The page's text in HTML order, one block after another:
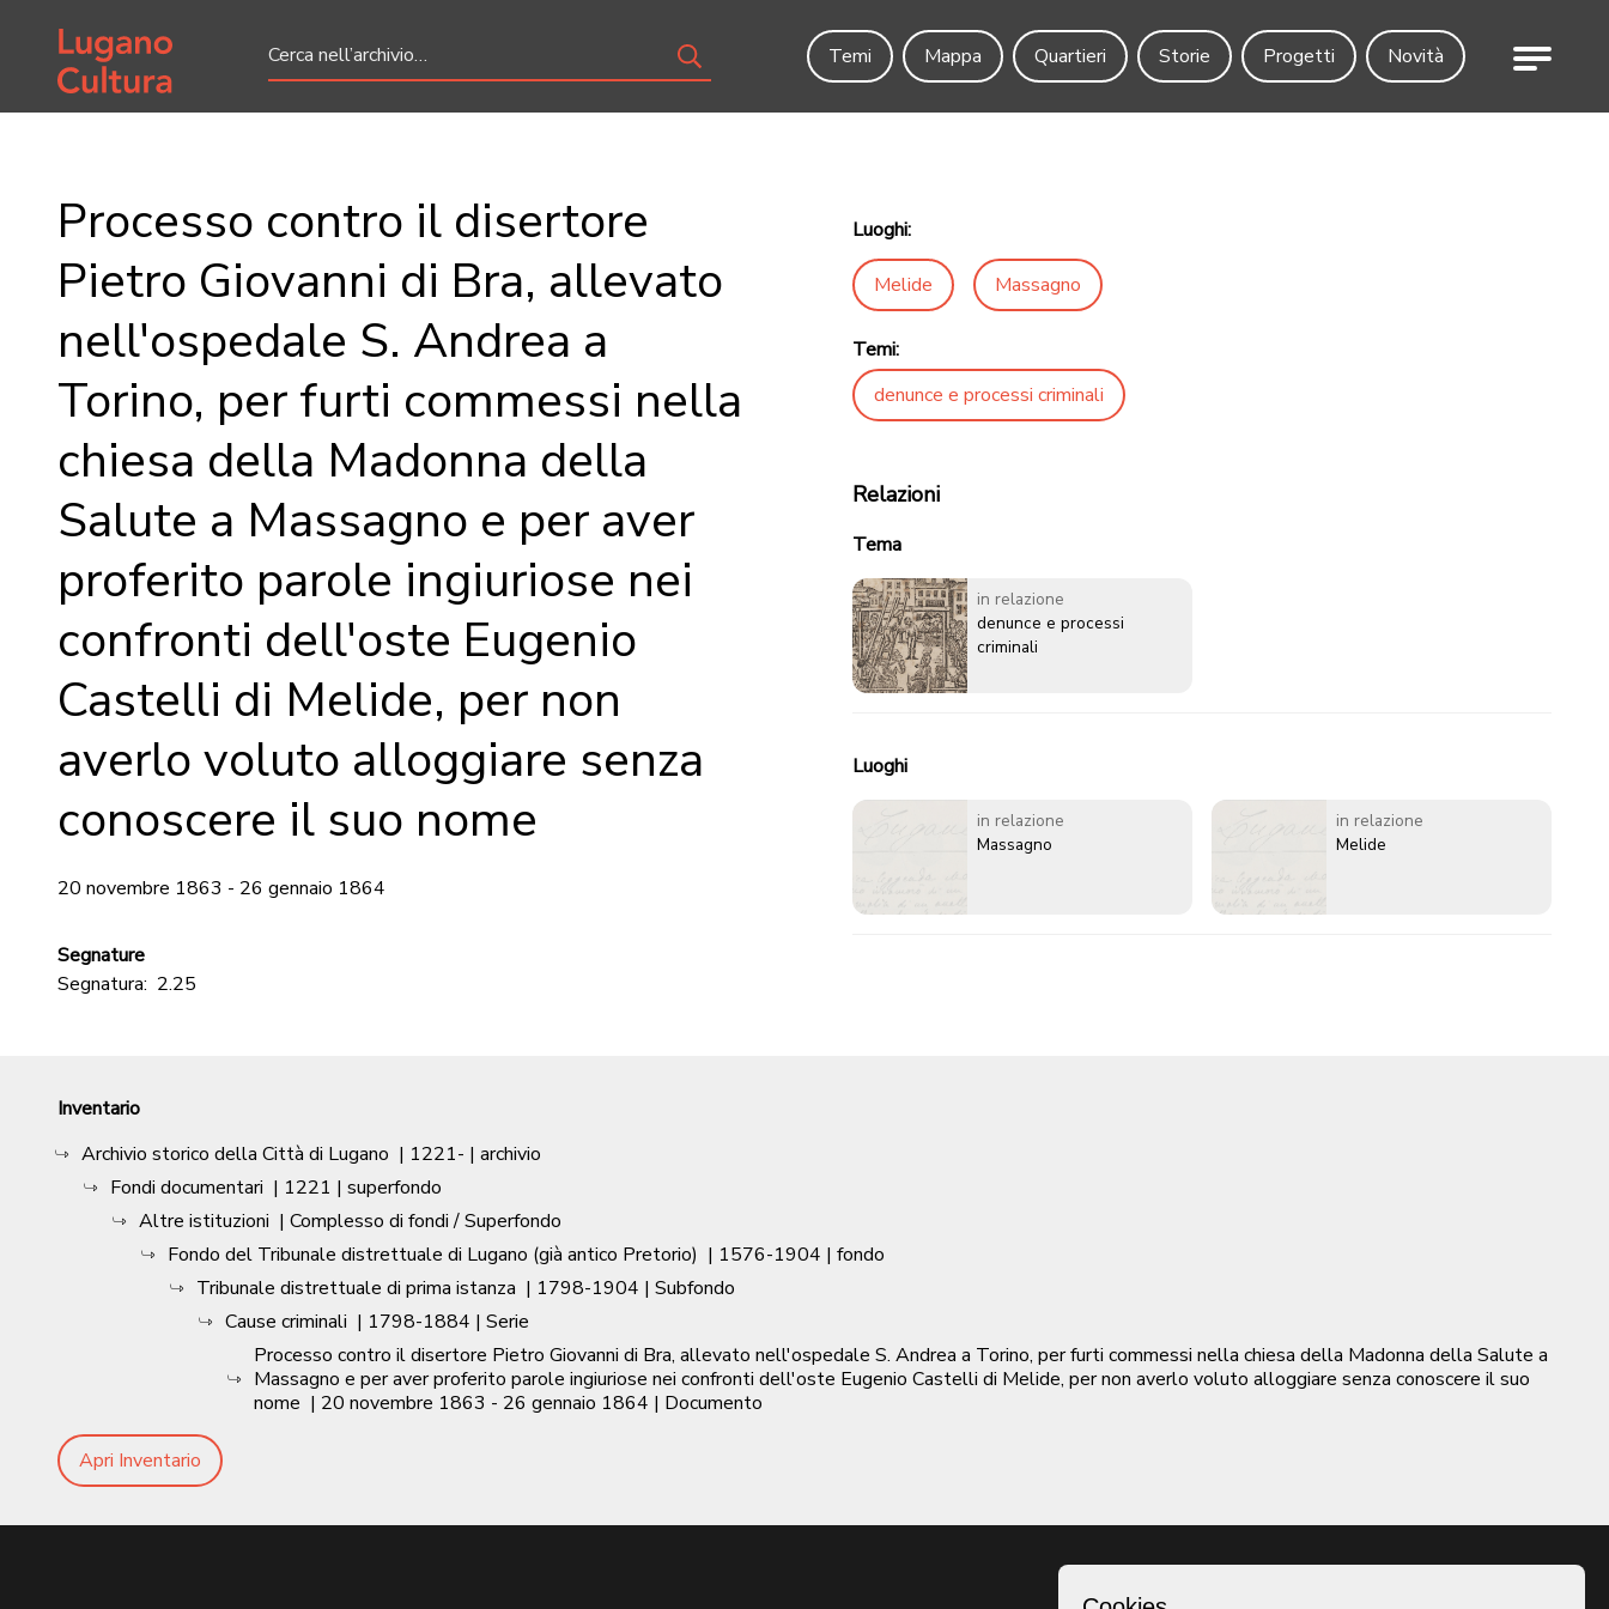
Home page
Temi
Mappa Quartieri Storie Progetti Novità Menu
Processo contro il disertore
Pietro Giovanni di Bra, allevato
nell'ospedale S. Andrea a
Torino, per furti commessi nella
chiesa della Madonna della
Salute a Massagno e per aver
proferito parole ingiuriose nei
confronti dell'oste Eugenio
Castelli di Melide, per non
averlo voluto alloggiare senza
conoscere il suo nome
20 novembre 1863 - 26 gennaio 1864
Segnature
Segnatura: 2.25
Luoghi:
Melide Massagno
Temi:
denunce e processi criminali
Relazioni
Tema
in relazione
denunce e processi
criminali
Luoghi
in relazione
Massagno
in relazione
Melide
Inventario
Archivio storico della Città di Lugano | 1221- | archivio
Fondi documentari | 1221 | superfondo
Altre istituzioni | Complesso di fondi / Superfondo
Fondo del Tribunale distrettuale di Lugano (già antico Pretorio) | 1576-1904 | fondo
Tribunale distrettuale di prima istanza | 1798-1904 | Subfondo
Cause criminali | 1798-1884 | Serie
Processo contro il disertore Pietro Giovanni di Bra, allevato nell'ospedale S. Andrea a Torino, per furti commessi nella chiesa della Madonna della Salute a
Massagno e per aver proferito parole ingiuriose nei confronti dell'oste Eugenio Castelli di Melide, per non averlo voluto alloggiare senza conoscere il suo
nome | 20 novembre 1863 - 26 gennaio 1864 | Documento
Apri Inventario